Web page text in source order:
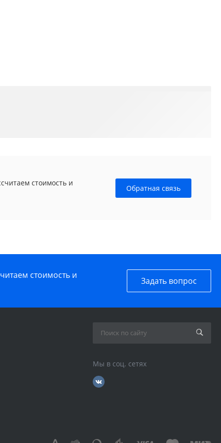
стоимость и
Обратная связь
стоимость и
Задать вопрос
Мы в соц. сетях